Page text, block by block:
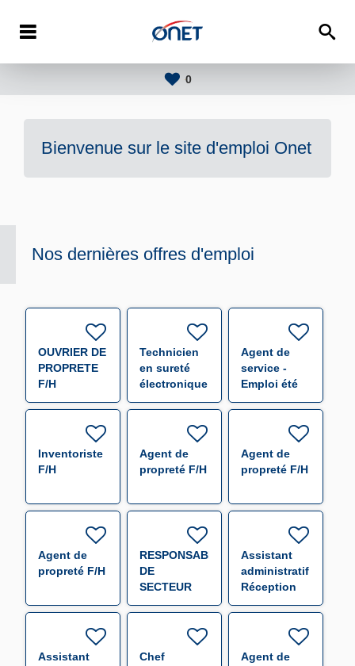
0
Bienvenue sur le site d'emploi Onet
Nos dernières offres d'emploi
OUVRIER DE
PROPRETE
F/H
Technicien
en sureté
électronique
F/H
Agent de
service -
Emploi été
F/H
Inventoriste
F/H
Agent de
propreté F/H
Agent de
propreté F/H
Agent de
propreté F/H
RESPONSABLE
DE
SECTEUR
(000655) F/H
Assistant
administratif
Réception
Expédition
Assistant
Chef
Agent de